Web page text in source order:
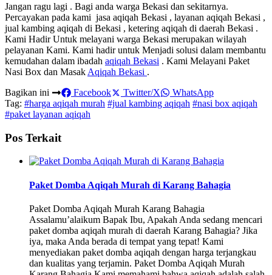
Jangan ragu lagi . Bagi anda warga Bekasi dan sekitarnya.
Percayakan pada kami jasa aqiqah Bekasi , layanan aqiqah Bekasi ,
jual kambing aqiqah di Bekasi , ketering aqiqah di daerah Bekasi .
Kami Hadir Untuk melayani warga Bekasi merupakan wilayah
pelayanan Kami. Kami hadir untuk Menjadi solusi dalam membantu
kemudahan dalam ibadah aqiqah Bekasi . Kami Melayani Paket
Nasi Box dan Masak Aqiqah Bekasi .
Bagikan ini
Facebook Twitter/X
WhatsApp
Tag: #harga aqiqah murah #jual kambing aqiqah #nasi box aqiqah
#paket layanan aqiqah
Pos Terkait
Paket Domba Aqiqah Murah di Karang Bahagia
Paket Domba Aqiqah Murah Karang Bahagia
Assalamu’alaikum Bapak Ibu, Apakah Anda sedang mencari
paket domba aqiqah murah di daerah Karang Bahagia? Jika
iya, maka Anda berada di tempat yang tepat! Kami
menyediakan paket domba aqiqah dengan harga terjangkau
dan kualitas yang terjamin. Paket Domba Aqiqah Murah